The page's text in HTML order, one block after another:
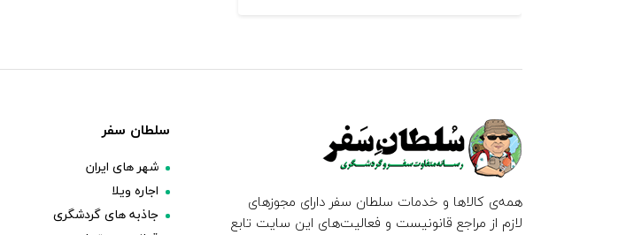
همه‌ی کالاها و خدمات سلطان سفر دارای مجوزهای
لازم از مراجع قانونیست و فعالیت‌های این سایت تابع
سلطان سفر
شهر های ایران
اجاره ویلا
جاذبه های گردشگری